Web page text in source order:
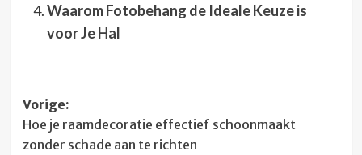
Waarom Fotobehang de Ideale Keuze is
voor Je Hal
Bericht
navigatie
Vorige:
Hoe je raamdecoratie effectief schoonmaakt
zonder schade aan te richten